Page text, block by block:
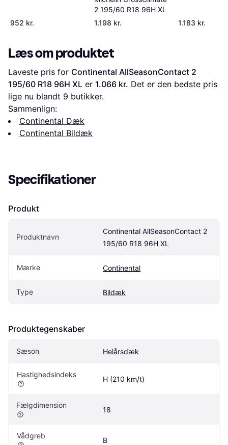
952 kr.
2 195/60 R18 96H XL
1.198 kr.
1.183 kr.
Læs om produktet
Laveste pris for Continental AllSeasonContact 2
195/60 R18 96H XL er 1.066 kr. Det er den bedste pris
lige nu blandt 9 butikker.
Sammenlign:
Continental Dæk
Continental Bildæk
Specifikationer
Produkt
Produktnavn
Continental AllSeasonContact 2
195/60 R18 96H XL
Mærke Continental
Type Bildæk
Produktegenskaber
Sæson Helårsdæk
Hastighedsindeks
H (210 km/t)
Fælgdimension
18
Vådgreb
B